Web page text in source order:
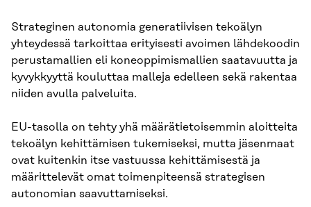
Strateginen autonomia generatiivisen tekoälyn
yhteydessä tarkoittaa erityisesti avoimen lähdekoodin
perustamallien eli koneoppimismallien saatavuutta ja
kyvykkyyttä kouluttaa malleja edelleen sekä rakentaa
niiden avulla palveluita.
EU-tasolla on tehty yhä määrätietoisemmin aloitteita
tekoälyn kehittämisen tukemiseksi, mutta jäsenmaat
ovat kuitenkin itse vastuussa kehittämisestä ja
määrittelevät omat toimenpiteensä strategisen
autonomian saavuttamiseksi.